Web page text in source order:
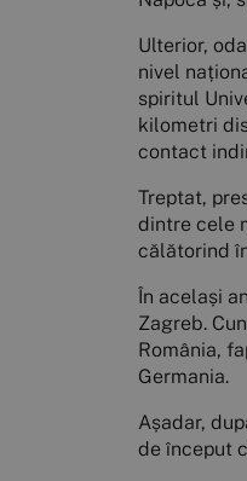
Ulterior,
nivel
spiritul
kilometri
contact
Treptat,
dintre cele
călătorind
În același
Zagreb.
România,
Germania.
Așadar,
de început